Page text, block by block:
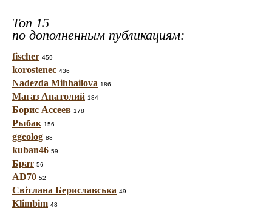
Топ 15
по дополненным публикациям:
fischer 459
korostenec 436
Nadezda Mihhailova 186
Магаз Анатолий 184
Борис Ассеев 178
Рыбак 156
ggeolog 88
kuban46 59
Брат 56
AD70 52
Світлана Бериславська 49
Klimbim 48